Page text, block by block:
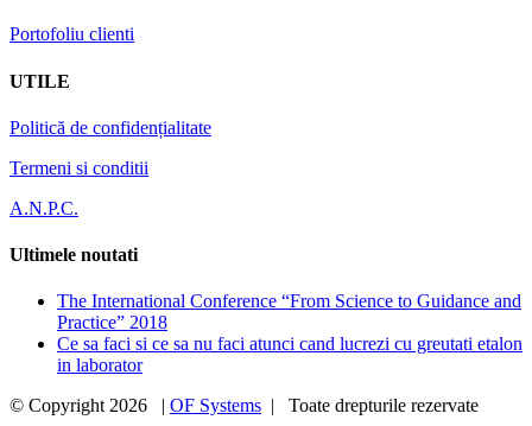
Portofoliu clienti
UTILE
Politică de confidențialitate
Termeni si conditii
A.N.P.C.
Ultimele noutati
The International Conference “From Science to Guidance and
Practice” 2018
Ce sa faci si ce sa nu faci atunci cand lucrezi cu greutati etalon
in laborator
© Copyright 2026 | OF Systems | Toate drepturile rezervate